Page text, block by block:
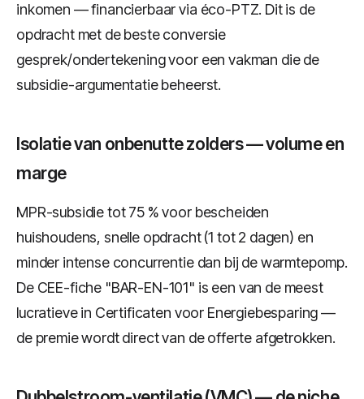
inkomen — financierbaar via éco-PTZ. Dit is de
opdracht met de beste conversie
gesprek/ondertekening voor een vakman die de
subsidie-argumentatie beheerst.
Isolatie van onbenutte zolders — volume en
marge
MPR-subsidie tot 75 % voor bescheiden
huishoudens, snelle opdracht (1 tot 2 dagen) en
minder intense concurrentie dan bij de warmtepomp.
De CEE-fiche "BAR-EN-101" is een van de meest
lucratieve in Certificaten voor Energiebesparing —
de premie wordt direct van de offerte afgetrokken.